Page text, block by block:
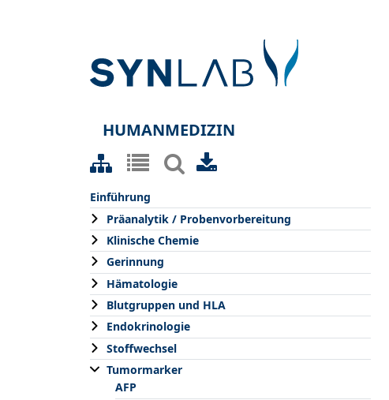
HUMANMEDIZIN
Einführung
Präanalytik / Probenvorbereitung
Klinische Chemie
Gerinnung
Hämatologie
Blutgruppen und HLA
Endokrinologie
Stoffwechsel
Tumormarker
AFP